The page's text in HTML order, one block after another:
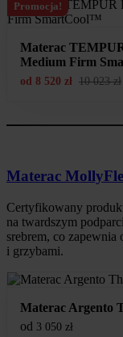
Promocja!
Materac
Medium Firm
od 8 520 zł 10 023zł
Materac
Certyfikowany
na twardszym
srebrem, co zapewnia
i grzybami.
Materac Argento
od 3 050 zł